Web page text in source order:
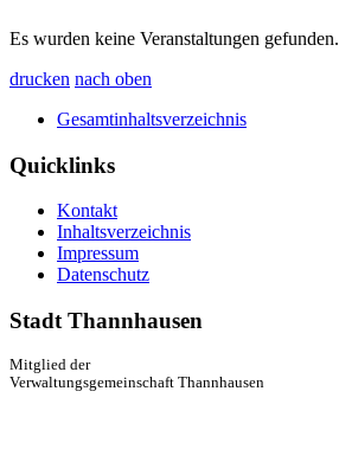
Es wurden keine Veranstaltungen gefunden.
drucken nach oben
Gesamtinhaltsverzeichnis
Quicklinks
Kontakt
Inhaltsverzeichnis
Impressum
Datenschutz
Stadt Thannhausen
Mitglied der
Verwaltungsgemeinschaft Thannhausen